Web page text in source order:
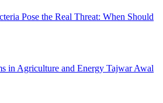
Pose the Real Threat: When Should
in Agriculture and Energy Tajwar Awal